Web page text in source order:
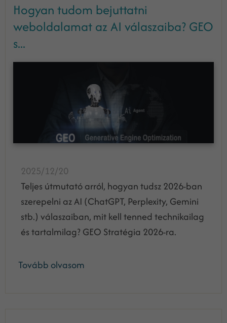
Hogyan tudom bejuttatni
weboldalamat az AI válaszaiba? GEO
s...
2025/12/20
Teljes útmutató arról, hogyan tudsz 2026-ban
szerepelni az AI (ChatGPT, Perplexity, Gemini
stb.) válaszaiban, mit kell tenned technikailag
és tartalmilag? GEO Stratégia 2026-ra.
Tovább olvasom